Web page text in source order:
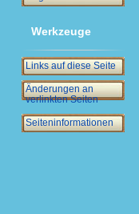
Werkzeuge
Links auf diese Seite
Änderungen an
verlinkten Seiten
Seiten­­informationen